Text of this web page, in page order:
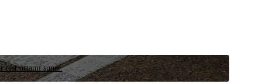
test ortamı sunar.